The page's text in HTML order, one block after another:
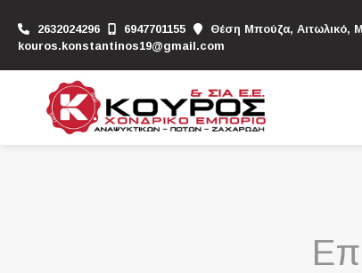
2632024296 6947701155
Θέση Μπούζα, Αιτωλικό,
kouros.konstantinos19@gmail.com